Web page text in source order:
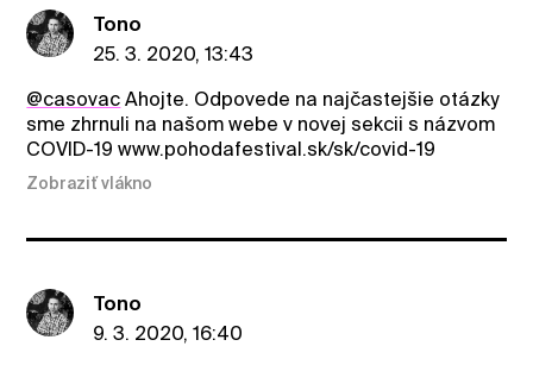
Tono
25. 3. 2020, 13:43
@casovac Ahojte. Odpovede na najčastejšie otázky
sme zhrnuli na našom webe v novej sekcii s názvom
COVID-19 www.pohodafestival.sk/sk/covid-19
Zobraziť vlákno
Tono
9. 3. 2020, 16:40